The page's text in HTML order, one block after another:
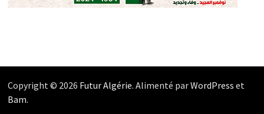
Copyright © 2026 Futur Algérie. Alimenté parWordPress et
Bam.